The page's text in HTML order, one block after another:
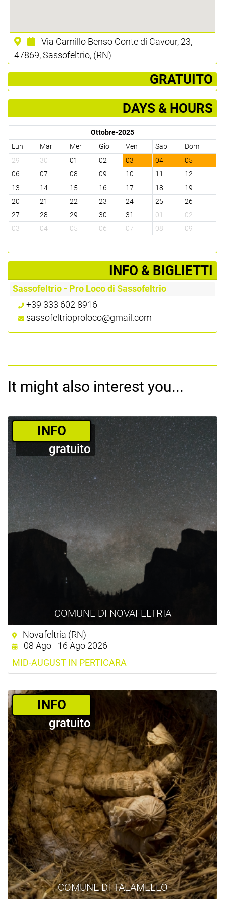
Via Camillo Benso Conte di Cavour, 23,
47869, Sassofeltrio, (RN)
­ GRATUITO
DAYS & HOURS
Ottobre-2025
Lun
Mar Mer Gio Ven Sab
Dom
29
30 01 02 03 04
05
06
07 08 09 10 11
12
13
14 15 16 17 18
19
20
21 22 23 24 25
26
27
28 29 30 31 01
02
03
04 05 06 07 08 09
­INFO & BIGLIETTI
Sassofeltrio - Pro Loco di Sassofeltrio
+39 333 602 8916
sassofeltrioproloco@gmail.com
It might also interest you...
COMUNE DI NOVAFELTRIA
­INFO
gratuito
Novafeltria (RN)
08 Ago - 16 Ago 2026
MID-AUGUST IN PERTICARA
COMUNE DI TALAMELLO
­INFO
gratuito